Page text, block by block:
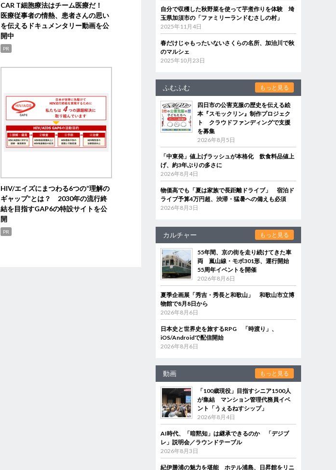
CAR T細胞療法はチーム医療だ！
医療従事者の情熱、患者さんの思い
を伝えるドキュメンタリー動画を公
開中
PR
HIV/エイズにまつわる6つの“理解の
ギャップ”とは？ 2030年の流行終
結を目指すGAP6の特設サイトを公
開
PR
自分で収穫した秋野菜を使って芋煮作りを体験 埼
玉県加須市の「ファミリーランドむさしの村」
2025年11月4日
春だけじゃもったいないさくらの名所、加治川で秋
のマルシェ
2025年10月23日
ふむふむ もっと見る
四日市の公害克服の歴史を伝える絵
本『スモックリン』制作プロジェク
ト クラウドファンディングで支援
を募集
2026年8月5日
「中東発」値上げラッシュが本格化 飲食料品値上
げ、約3年ぶりの多さに
2026年8月4日
物価高でも「夏は家族で長距離ドライブ」 宿泊ド
ライブ予算4万円超、渋滞・猛暑への備えも必須
2026年8月3日
カルチャー もっと見る
55年間、京の街を走り続けてきた車
両 嵐山線・モボ301形、運行開始
55周年イベントを開催
2026年8月6日
夏季企画展「秀吉・秀長と和歌山」 和歌山市立博
物館で8月8日から
2026年8月6日
日本史と世界史を旅するRPG 「時渡り」、
iOS/Androidで配信開始
2026年8月6日
動画 もっと見る
「100歳現役」目指すシニア1500人
が集結 マンション管理代務員イベ
ント「うぇるねすシップ」
2026年8月4日
AI時代、「暗黙知」は継承できるのか 「デジブ
レ」説明会／ラウンドテーブル
2026年8月3日
紀伊勝浦の魅力を堪能 ホテル浦島、日昇館をリニ